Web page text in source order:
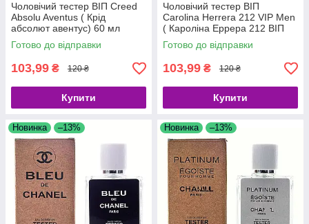
Чоловічий тестер ВІП Creed
Absolu Aventus ( Крід
абсолют авентус) 60 мл
Готово до відправки
103,99 ₴ 120 ₴
Купити
Чоловічий тестер ВІП
Carolina Herrera 212 VIP Men
( Кароліна Еррера 212 ВІП
Мен), 60 мл
Готово до відправки
103,99 ₴ 120 ₴
Купити
Новинка –13% Новинка –13%